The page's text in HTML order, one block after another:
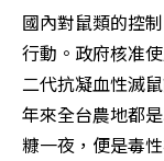
國內對鼠類的控
行動。政府核准
二代抗凝血性滅
年來全台農地都
糠一夜，便是毒